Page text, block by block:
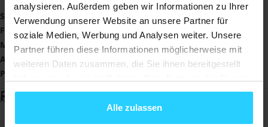
analysieren. Außerdem geben wir Informationen zu Ihrer
Verwendung unserer Website an unsere Partner für
soziale Medien, Werbung und Analysen weiter. Unsere
Partner führen diese Informationen möglicherweise mit
weiteren Daten zusammen, die Sie ihnen bereitgestellt
gesammelt haben.
Alle zulassen
Spezifikationen:
Farbe
: Blau
Material
: Silikon
Armbandgröße
: 150 mm - 220 mm
Passend für
Rezensionen
Noch keine Bewertungen